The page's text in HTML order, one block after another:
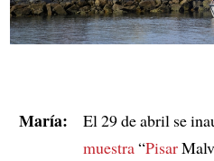
María:
El 29 de abril se
muestra“Pisar